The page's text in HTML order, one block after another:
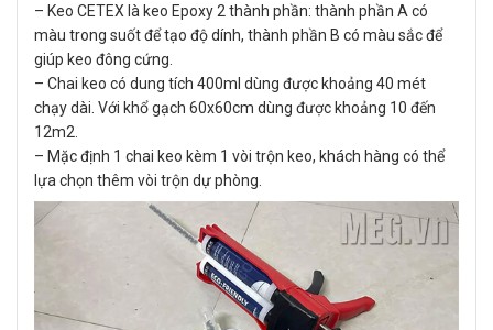
– Keo CETEX là keo Epoxy 2 thành phần: thành phần A có
màu trong suốt để tạo độ dính, thành phần B có màu sắc để
giúp keo đông cứng.
– Chai keo có dung tích 400ml dùng được khoảng 40 mét
chạy dài. Với khổ gạch 60x60cm dùng được khoảng 10 đến
12m2.
– Mặc định 1 chai keo kèm 1 vòi trộn keo, khách hàng có thể
lựa chọn thêm vòi trộn dự phòng.